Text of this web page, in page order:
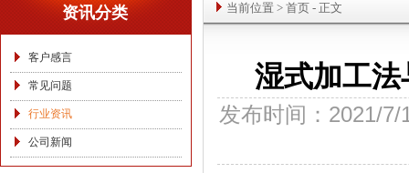
资讯分类
客户感言
常见问题
行业资讯
公司新闻
当前位置 > 首页 - 正文
湿式加工
发布时间：2021/